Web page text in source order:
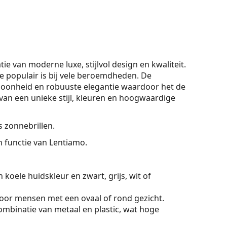
van moderne luxe, stijlvol design en kwaliteit.
populair is bij vele beroemdheden. De
en robuuste elegantie waardoor het de
een unieke stijl, kleuren en hoogwaardige
zonnebrillen.
functie van Lentiamo.
koele huidskleur en zwart, grijs, wit of
mensen met een ovaal of rond gezicht.
van metaal en plastic, wat hoge